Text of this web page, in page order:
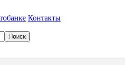
Контакты
Поиск